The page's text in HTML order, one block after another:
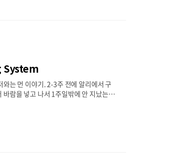
System
는 먼 이야기. 2-3주 전에 알리에서 구
람을 넣고 나서 1주일밖에 안 지났는데
고정이 가능하지만 대시보드 커버 때